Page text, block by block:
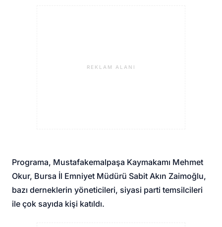
REKLAM ALANI
Programa, Mustafakemalpaşa Kaymakamı Mehmet
Okur, Bursa İl Emniyet Müdürü Sabit Akın Zaimoğlu,
bazı derneklerin yöneticileri, siyasi parti temsilcileri
ile çok sayıda kişi katıldı.